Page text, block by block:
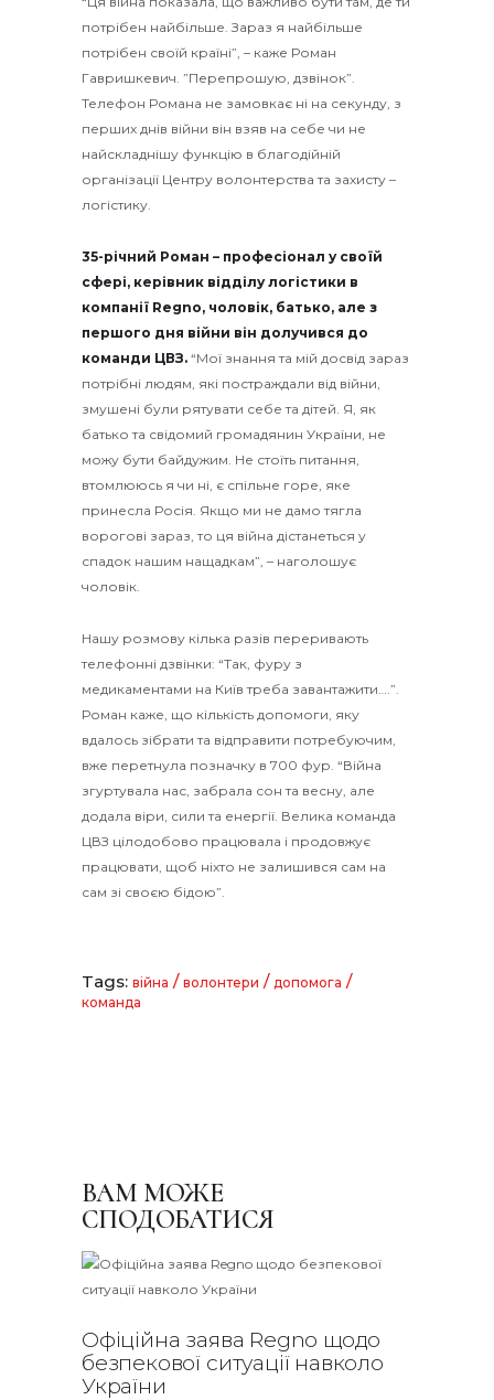
потрібен найбільше. Зараз я найбільше
потрібен своїй країні”, – каже Роман
Гавришкевич. ”Перепрошую, дзвінок”.
Телефон Романа не замовкає ні на секунду, з
перших днів війни він взяв на себе чи не
найскладнішу функцію в благодійній
організації Центру волонтерства та захисту –
логістику.
35-річний Роман – професіонал у своїй
сфері, керівник відділу логістики в
компанії Regno, чоловік, батько, але з
першого дня війни він долучився до
команди ЦВЗ. “Мої знання та мій досвід зараз
потрібні людям, які постраждали від війни,
змушені були рятувати себе та дітей. Я, як
батько та свідомий громадянин України, не
можу бути байдужим. Не стоїть питання,
втомлююсь я чи ні, є спільне горе, яке
принесла Росія. Якщо ми не дамо тягла
ворогові зараз, то ця війна дістанеться у
спадок нашим нащадкам”, – наголошує
чоловік.
Нашу розмову кілька разів переривають
телефонні дзвінки: “Так, фуру з
медикаментами на Київ треба завантажити….”.
Роман каже, що кількість допомоги, яку
вдалось зібрати та відправити потребуючим,
вже перетнула позначку в 700 фур. “Війна
згуртувала нас, забрала сон та весну, але
додала віри, сили та енергії. Велика команда
ЦВЗ цілодобово працювала і продовжує
працювати, щоб ніхто не залишився сам на
сам зі своєю бідою”.
Tags: війна / волонтери / допомога /
команда
ВАМ МОЖЕ
СПОДОБАТИСЯ
Офіційна заява Regno щодо
безпекової ситуації навколо
України